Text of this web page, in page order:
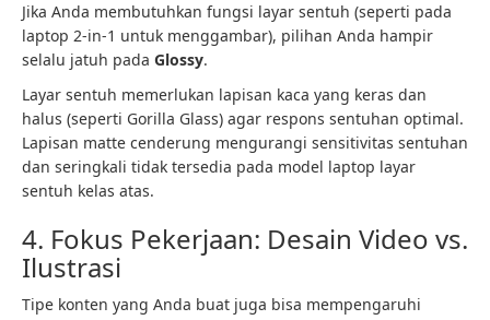
Jika Anda membutuhkan fungsi layar sentuh (seperti pada
laptop 2-in-1 untuk menggambar), pilihan Anda hampir
selalu jatuh pada Glossy.
Layar sentuh memerlukan lapisan kaca yang keras dan
halus (seperti Gorilla Glass) agar respons sentuhan optimal.
Lapisan matte cenderung mengurangi sensitivitas sentuhan
dan seringkali tidak tersedia pada model laptop layar
sentuh kelas atas.
4. Fokus Pekerjaan: Desain Video vs.
Ilustrasi
Tipe konten yang Anda buat juga bisa mempengaruhi